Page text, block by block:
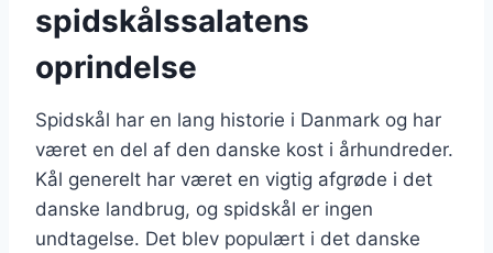
spidskålssalatens
oprindelse
Spidskål har en lang historie i Danmark og har
været en del af den danske kost i århundreder.
Kål generelt har været en vigtig afgrøde i det
danske landbrug, og spidskål er ingen
undtagelse. Det blev populært i det danske